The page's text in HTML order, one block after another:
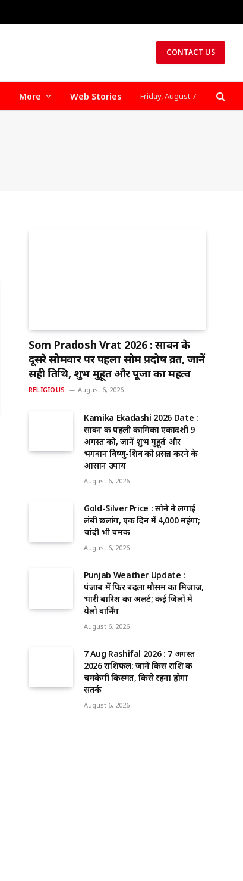
CONTACT US
More Web Stories Friday, August 7
Som Pradosh Vrat 2026 : सावन के
दूसरे सोमवार पर पहला सोम प्रदोष व्रत, जानें
सही तिथि, शुभ मुहूर्त और पूजा का महत्व
RELIGIOUS August 6, 2026
Kamika Ekadashi 2026 Date :
सावन की पहली कामिका एकादशी 9
अगस्त को, जानें शुभ मुहूर्त और
भगवान विष्णु-शिव को प्रसन्न करने के
आसान उपाय
August 6, 2026
Gold-Silver Price : सोने ने लगाई
लंबी छलांग, एक दिन में ₹4,000 महंगा;
चांदी भी चमकी
August 6, 2026
Punjab Weather Update :
पंजाब में फिर बदला मौसम का मिजाज,
भारी बारिश का अलर्ट; कई जिलों में
येलो वार्निंग
August 6, 2026
7 Aug Rashifal 2026 : 7 अगस्त
2026 राशिफल: जानें किस राशि की
चमकेगी किस्मत, किसे रहना होगा
सतर्क
August 6, 2026